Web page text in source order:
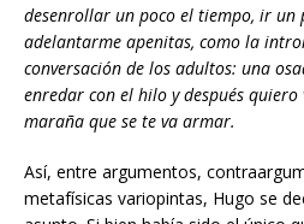
desenrollar un poco el tiempo, ir un
adelantarme apenitas, como la
conversación de los adultos: una
enredar con el hilo y después quiero
maraña que se te va armar.
Así, entre argumentos,
metafísicas variopintas, Hugo se